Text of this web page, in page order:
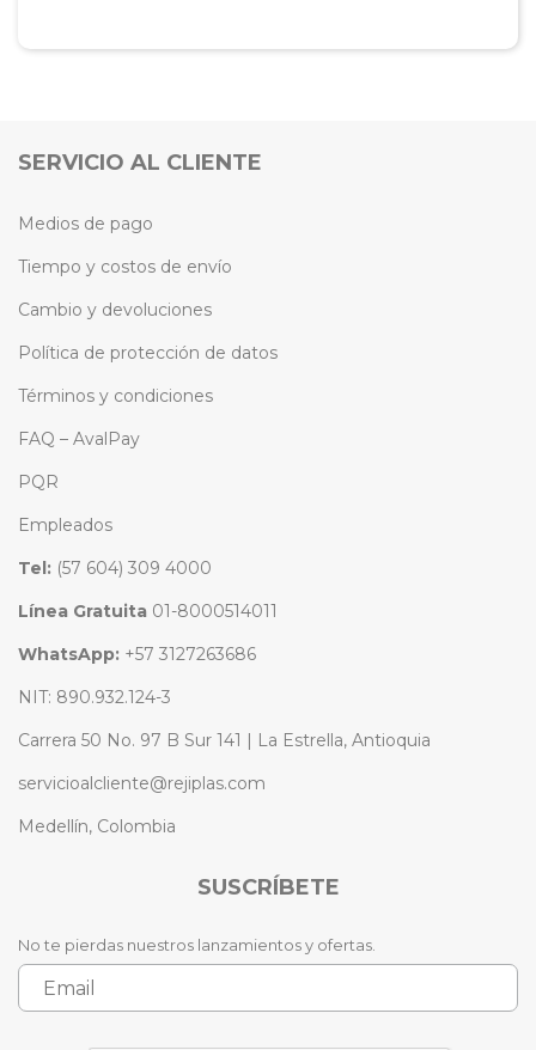
SERVICIO AL CLIENTE
Medios de pago
Tiempo y costos de envío
Cambio y devoluciones
Política de protección de datos
Términos y condiciones
FAQ – AvalPay
PQR
Empleados
Tel: (57 604) 309 4000
Línea Gratuita 01-8000514011
WhatsApp: +57 3127263686
NIT: 890.932.124-3
Carrera 50 No. 97 B Sur 141 | La Estrella, Antioquia
servicioalcliente@rejiplas.com
Medellín, Colombia
SUSCRÍBETE
No te pierdas nuestros lanzamientos y ofertas.